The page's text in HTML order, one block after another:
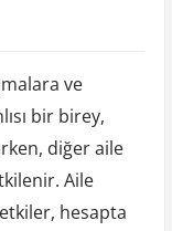
ve
bir birey,
diğer aile
Aile
hesapta